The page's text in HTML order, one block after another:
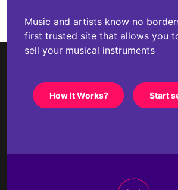
Music and artists know no
first trusted site that allows you
sell your musical instruments
How It Works? Start